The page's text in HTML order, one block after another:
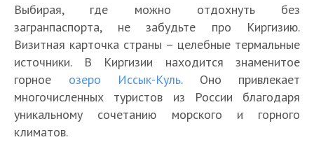
Выбирая, где можно отдохнуть без
загранпаспорта, не забудьте про Киргизию.
Визитная карточка страны – целебные термальные
источники. В Киргизии находится знаменитое
горное озеро Иссык-Куль. Оно привлекает
многочисленных туристов из России благодаря
уникальному сочетанию морского и горного
климатов.